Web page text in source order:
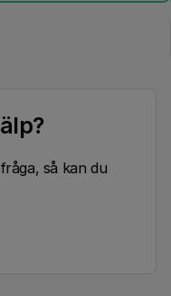
så kan du